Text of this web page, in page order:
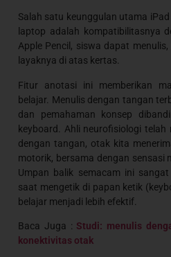
Salah satu keunggulan utama
laptop adalah kompatibilitasnya
Apple Pencil, siswa dapat
layaknya di atas kertas.
Fitur anotasi ini memberikan
belajar. Menulis dengan tangan
dan pemahaman konsep
keyboard. Ahli neurofisiologi
dengan tangan, otak kita
motorik, bersama dengan sensasi
Umpan balik semacam ini
saat mengetik di papan ketik
belajar menjadi lebih efektif.
Baca Juga : Studi: menulis
konektivitas otak